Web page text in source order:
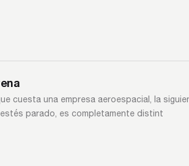
cuesta una empresa aeroespacial, la
parado, es completamente distint